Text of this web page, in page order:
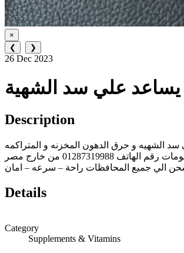
×
❮
❯
26 Dec 2023
علي سد الشهية
Description
الشهيه و حرق الدهون المخزنه و المتراكمه
في الجسم و تخليص الجسم من السموم وتنظيف المعده ، كما تحتوي على العديد الوزن.للتواصل مع خدمة العملاء افضل المنتجات – اقل الاسعار – عروض وخصومات رقم الهاتف 01287319988 من خارج مصر
Details
Category
Supplements & Vitamins